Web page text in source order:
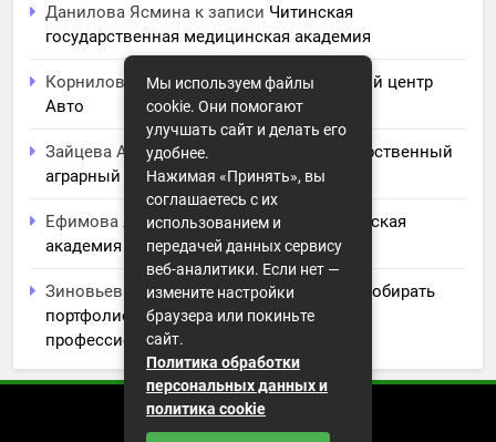
Данилова Ясмина к записи Читинская
государственная медицинская академия
Корнилова Анитак записиЧПОУ Учебный центр
Авто
Зайцева Аринак записи
Курский государственный
аграрный университет им. И.И. Иванова
Ефимова Лидияк записиСеверо-Кавказская
академия управления
Зиновьев Радомирк записиИскусство собирать
портфолио: советы и заметки для
профессионального роста
Мы используем файлы
cookie. Они помогают
улучшать сайт и делать его
удобнее.
Нажимая «Принять», вы
соглашаетесь с их
использованием и
передачей данных сервису
веб-аналитики. Если нет —
измените настройки
браузера или покиньте
сайт.
Политика обработки
персональных данных и
политика cookie